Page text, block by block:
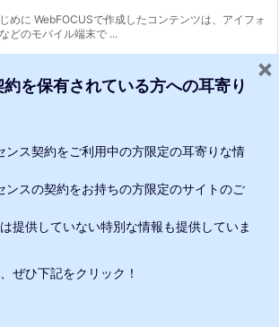
めに WebFOCUSで作成したコンテンツは、アイフォ
どのモバイル端末で ...
Clientのセキュリティセンターで管理される
向上や閲覧の追跡のために、Google・他連携サー
用されています。サイトの閲覧を続けた場合、
を保有されている方への耳寄り
ンス契約をご利用中の方限定の耳寄りな情
ンスの契約をお持ちの方限定のサイトのご
提供していない特別な情報も提供していま
ぜひ下記をクリック！
×